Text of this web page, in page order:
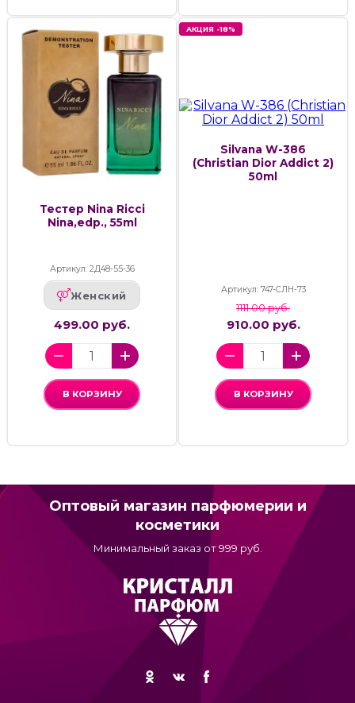
Тестер Nina Ricci
Nina,edp., 55ml
Артикул: 2Д48-55-36
Женский
499.00 руб.
В КОРЗИНУ
АКЦИЯ -18%
Silvana W-386
(Christian Dior Addict 2)
50ml
Артикул: 747-СЛН-73
1111.00 руб.
910.00 руб.
В КОРЗИНУ
Оптовый магазин парфюмерии и
косметики
Минимальный заказ от 999 руб.